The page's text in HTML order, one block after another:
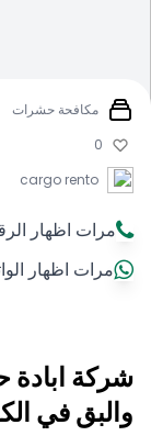
مكافحة حشرات
0
cargo rento
مرات اظهار
مرات اظهار
شركة
والبق في